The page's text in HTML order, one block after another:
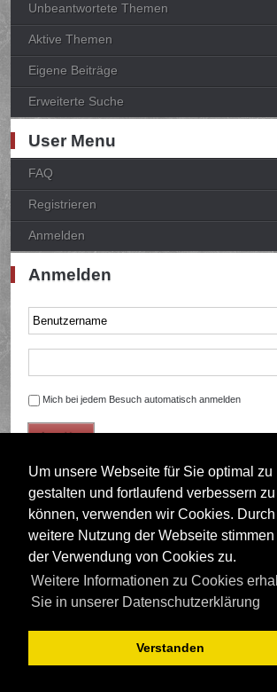
Um unsere Webseite für Sie optimal zu
gestalten und fortlaufend verbessern zu
können, verwenden wir Cookies.
weitere Nutzung der Webseite
der Verwendung von Cookies zu.
Weitere Informationen zu Cookies
Sie in unserer Datenschutzerklärung
Verstanden
Unbeantwortete Themen
Aktive Themen
Eigene Beiträge
Erweiterte Suche
User Menu
FAQ
Registrieren
Anmelden
Anmelden
Mich bei jedem Besuch automatisch anmelden
Ändere Schriftgröße
Wer ist online?
Insgesamt sind525Besucher online: 3 registrierte,
521 Gäste (basierend auf den aktiven Besuchern
Besuchern,
gleichzeitig online waren.